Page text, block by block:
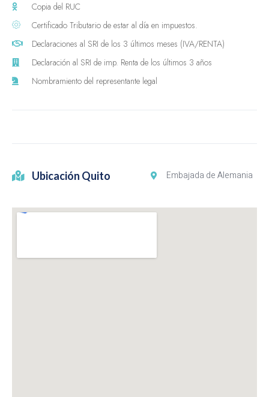
Copia del RUC
Certificado Tributario de estar al día en impuestos.
Declaraciones al SRI de los 3 últimos meses (IVA/RENTA)
Declaración al SRI de imp. Renta de los últimos 3 años
Nombramiento del representante legal
Ubicación Quito Embajada de Alemania